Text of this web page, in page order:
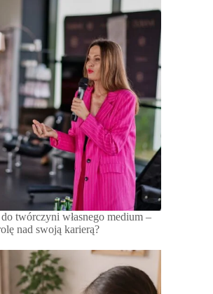
twórczyni własnego medium –
nad swoją karierą?